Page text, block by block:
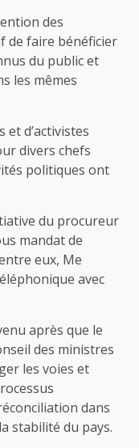
des
de faire bénéficier
du public et
les mêmes
d’activistes
divers chefs
politiques ont
du procureur
mandat de
eux, Me
avec
après que le
des ministres
les voies et
dans
stabilité du pays.